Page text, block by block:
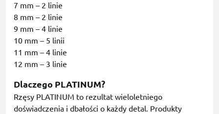
7 mm – 2 linie
8 mm – 2 linie
9 mm – 4 linie
10 mm – 5 linii
11 mm – 4 linie
12 mm – 3 linie
Dlaczego PLATINUM?
Rzęsy PLATINUM to rezultat wieloletniego
doświadczenia i dbałości o każdy detal. Produkty